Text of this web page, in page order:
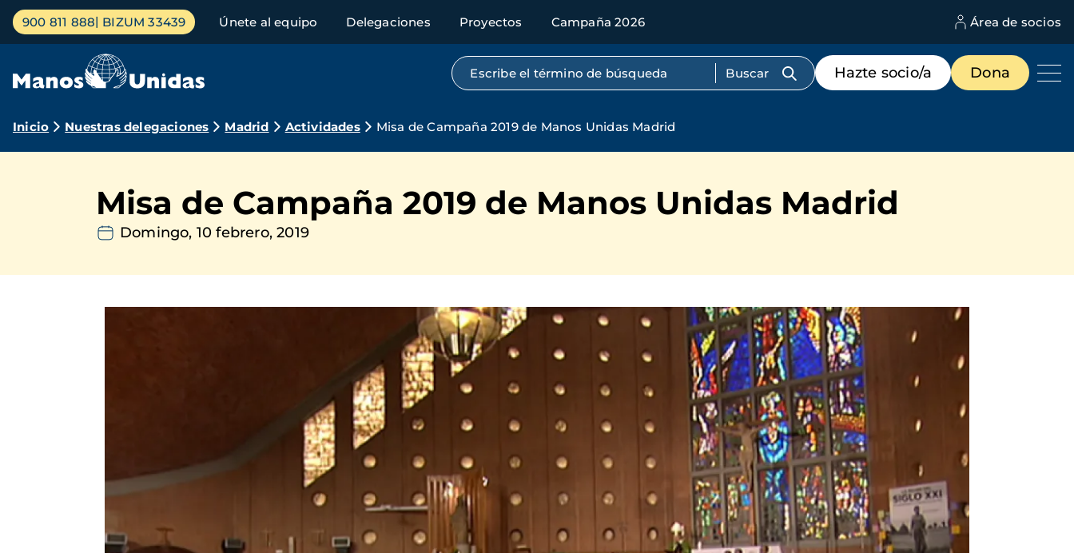
Pasar
contenido
Menú
principal
900 811 888 BIZUM 33439 Únete al equipo Delegaciones Proyectos Campaña 2026 Área de socios
Búsqueda por texto completo
Menú
de
destacados
Hazte socio/a Dona
Ruta
navegación
Inicio Nuestras delegaciones Madrid Actividades Misa de Campaña 2019 de Manos Unidas Madrid
Misa de Campaña 2019 de Manos Unidas Madrid
Domingo, 10 febrero, 2019